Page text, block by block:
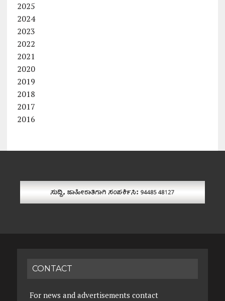
2025
2024
2023
2022
2021
2020
2019
2018
2017
2016
CONTACT
For news and advertisements contact